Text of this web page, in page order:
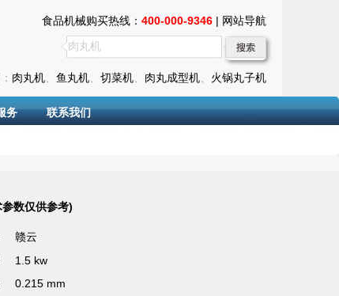
食品机械购买热线： 400-000-9346 | 网站导航
肉丸机 鱼丸机 切菜机 肉丸成型机 火锅丸子机
务
联系我们
数仅供参考)
赣云
1.5 kw
0.215 mm